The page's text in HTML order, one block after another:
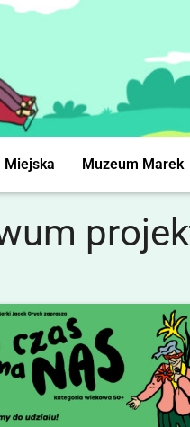
Miejska Muzeum Marek